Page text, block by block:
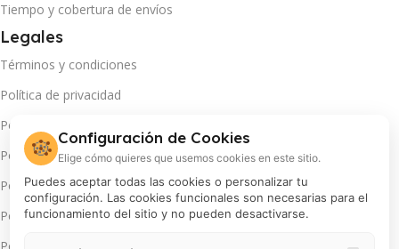
Tiempo y cobertura de envíos
Legales
Términos y condiciones
Política de privacidad
Política de cambios y devoluciones
Política de pago en cuotas
Política de servicio técnico
Política de promociones
🍪 Configuración de Cookies
Elige cómo quieres que usemos cookies en este sitio.
Puedes aceptar todas las cookies o personalizar tu
configuración. Las cookies funcionales son necesarias para el
funcionamiento del sitio y no pueden desactivarse.